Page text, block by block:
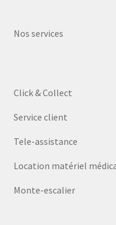
Nos services
Click & Collect
Service client
Tele-assistance
Location matériel
Monte-escalier